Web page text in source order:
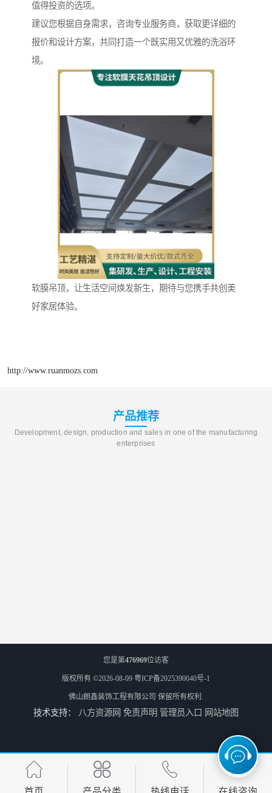
值得投资的选项。
建议您根据自身需求，咨询专业服务商，获取更详细的
报价和设计方案，共同打造一个既实用又优雅的洗浴环
境。
软膜吊顶，让生活空间焕发新生，期待与您携手共创美
好家居体验。
http://www.ruanmozs.com
产品推荐
Development, design, production and sales in one of the manufacturing
enterprises
您是第476969位访客
版权所有 ©2026-08-09 粤ICP备2025390040号-1
佛山朗鑫装饰工程有限公司 保留所有权利.
技术支持： 八方资源网 免责声明 管理员入口 网站地图